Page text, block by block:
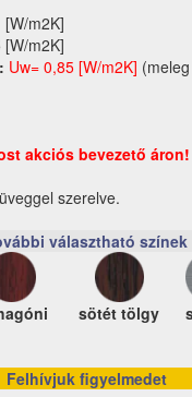
[W/m2K]
[W/m2K]
Uw= 0,85 [W/m2K]
akciós bevezető áron!
szerelve.
választható színek
sötét tölgy
Felhívjuk figyelmedet